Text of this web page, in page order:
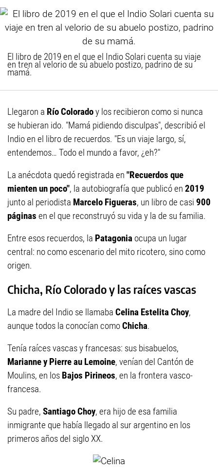
El libro de 2019 en el que el Indio Solari cuenta su viaje
en tren al velorio de su abuelo postizo, padrino de su
mamá.
Llegaron a Río Coloradoy los recibieron como si nunca
se hubieran ido. "Mamá pidiendo disculpas", describió el
Indio en el libro de recuerdos. "Es un viaje largo, sí,
entendemos… Todo el mundo a favor, ¿eh?"
La anécdota quedó registrada en "Recuerdos que
mienten un poco", la autobiografía que publicó en 2019
junto al periodista Marcelo Figueras, un libro de casi 900
páginas en el que reconstruyó su vida y la de su familia.
Entre esos recuerdos, la Patagonia ocupa un lugar
central: no como escenario del mito ricotero, sino como
origen.
Chicha, Río Colorado y las raíces vascas
La madre del Indio se llamaba Celina Estelita Choy,
aunque todos la conocían comoChicha.
Tenía raíces vascas y francesas: sus bisabuelos,
Marianne y Pierre au Lemoine, venían del Cantón de
Moulins, en los Bajos Pirineos, en la frontera vasco-
francesa.
Su padre, Santiago Choy, era hijo de esa familia
inmigrante que había llegado al sur argentino en los
primeros años del siglo XX.